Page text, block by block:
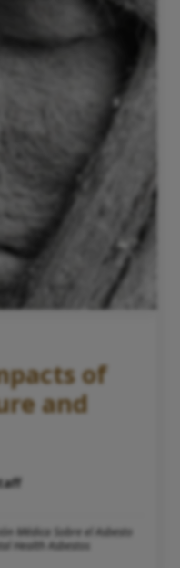
of
and
Médica Sobre el Asbesto
Health Asbestos